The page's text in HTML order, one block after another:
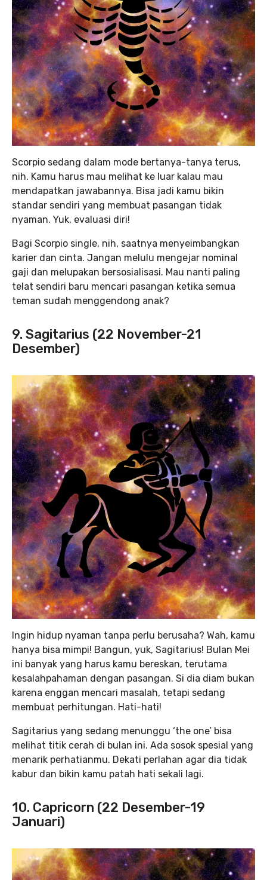
Scorpio sedang dalam mode bertanya-tanya terus,
nih. Kamu harus mau melihat ke luar kalau mau
mendapatkan jawabannya. Bisa jadi kamu bikin
standar sendiri yang membuat pasangan tidak
nyaman. Yuk, evaluasi diri!
Bagi Scorpio single, nih, saatnya menyeimbangkan
karier dan cinta. Jangan melulu mengejar nominal
gaji dan melupakan bersosialisasi. Mau nanti paling
telat sendiri baru mencari pasangan ketika semua
teman sudah menggendong anak?
9. Sagitarius (22 November-21
Desember)
Ingin hidup nyaman tanpa perlu berusaha? Wah, kamu
hanya bisa mimpi! Bangun, yuk, Sagitarius! Bulan Mei
ini banyak yang harus kamu bereskan, terutama
kesalahpahaman dengan pasangan. Si dia diam bukan
karena enggan mencari masalah, tetapi sedang
membuat perhitungan. Hati-hati!
Sagitarius yang sedang menunggu ‘the one’ bisa
melihat titik cerah di bulan ini. Ada sosok spesial yang
menarik perhatianmu. Dekati perlahan agar dia tidak
kabur dan bikin kamu patah hati sekali lagi.
10. Capricorn (22 Desember-19
Januari)